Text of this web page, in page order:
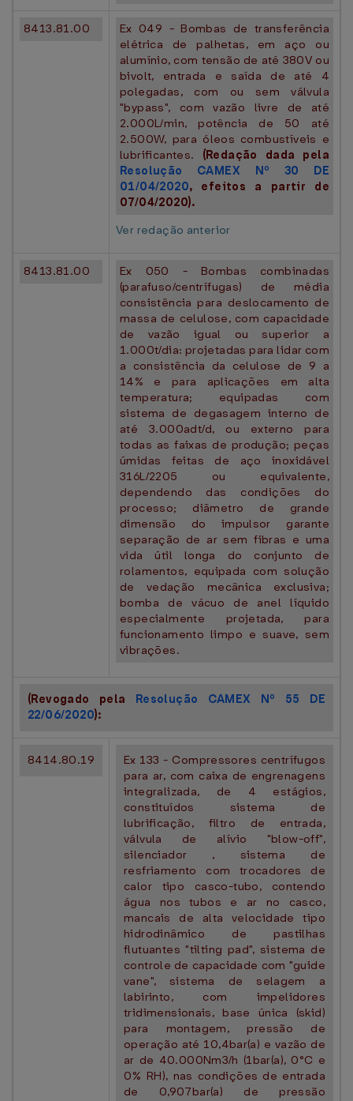
8413.81.00
Ex 049 - Bombas de transferência
elétrica de palhetas, em aço ou
alumínio, com tensão de até 380V ou
bivolt, entrada e saída de até 4
polegadas, com ou sem válvula
"bypass", com vazão livre de até
2.000L/min, potência de 50 até
2.500W, para óleos combustíveis e
lubrificantes. (Redação dada pela
Resolução CAMEX Nº 30 DE
01/04/2020, efeitos a partir de
07/04/2020).
Ver redação anterior
8413.81.00
Ex 050 - Bombas combinadas
(parafuso/centrífugas) de média
consistência para deslocamento de
massa de celulose, com capacidade
de vazão igual ou superior a
1.000t/dia: projetadas para lidar com
a consistência da celulose de 9 a
14% e para aplicações em alta
temperatura; equipadas com
sistema de degasagem interno de
até 3.000adt/d, ou externo para
todas as faixas de produção; peças
úmidas feitas de aço inoxidável
316L/2205 ou equivalente,
dependendo das condições do
processo; diâmetro de grande
dimensão do impulsor garante
separação de ar sem fibras e uma
vida útil longa do conjunto de
rolamentos, equipada com solução
de vedação mecânica exclusiva;
bomba de vácuo de anel líquido
especialmente projetada, para
funcionamento limpo e suave, sem
vibrações.
(Revogado pela Resolução CAMEX Nº 55 DE
22/06/2020):
8414.80.19
Ex 133 - Compressores centrífugos
para ar, com caixa de engrenagens
integralizada, de 4 estágios,
constituídos sistema de
lubrificação, filtro de entrada,
válvula de alívio "blow-off",
silenciador , sistema de
resfriamento com trocadores de
calor tipo casco-tubo, contendo
água nos tubos e ar no casco,
mancais de alta velocidade tipo
hidrodinâmico de pastilhas
flutuantes "tilting pad", sistema de
controle de capacidade com "guide
vane", sistema de selagem a
labirinto, com impelidores
tridimensionais, base única (skid)
para montagem, pressão de
operação até 10,4bar(a) e vazão de
ar de 40.000Nm3/h (1bar(a), 0°C e
0% RH), nas condições de entrada
de 0,907bar(a) de pressão